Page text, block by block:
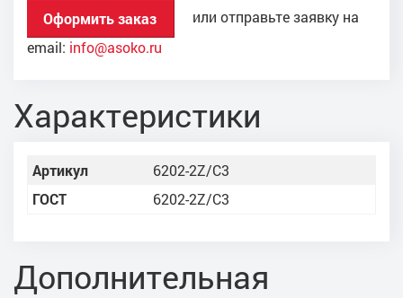
Оформить заказ
или отправьте заявку на
email: info@asoko.ru
Характеристики
Артикул
6202-2Z/C3
ГОСТ
6202-2Z/C3
Дополнительная